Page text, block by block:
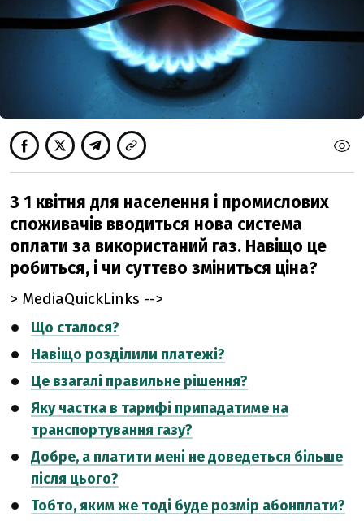
З 1 квітня для населення і промислових
споживачів вводиться нова система
оплати за використаний газ. Навіщо це
робиться, і чи суттєво зміниться ціна?
> MediaQuickLinks -->
Що сталося?
Навіщо розділили платежі?
Це взагалі правильне рішення?
Яку частка в тарифі припадатиме на
транспортування газу?
Добре, а платити мені не доведеться більше
після цього?
Тобто, яким же тоді буде розмір абонплати?